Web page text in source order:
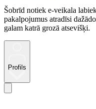
Šobrīd notiek e-veikala
pakalpojumus atradīsi
galam katrā grozā atsevišķi.
Profils